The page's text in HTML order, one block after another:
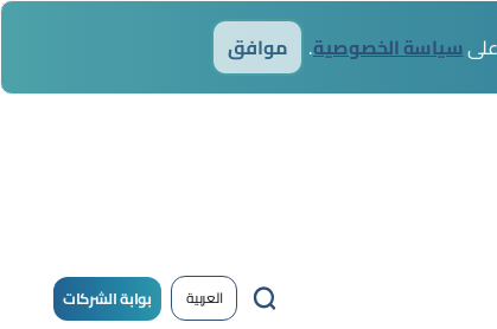
العربية بوابة الشركات
علىسياسة الخصوصية موافق